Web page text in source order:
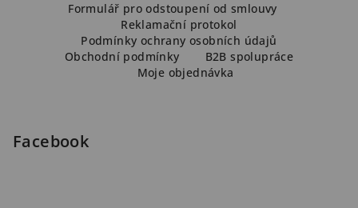
Formulář pro odstoupení od smlouvy
Reklamační protokol
Podmínky ochrany osobních údajů
Obchodní podmínky
B2B spolupráce
Moje objednávka
Facebook